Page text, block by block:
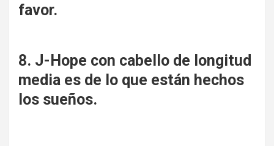
favor.
8. J-Hope con cabello de longitud
media es de lo que están hechos
los sueños.